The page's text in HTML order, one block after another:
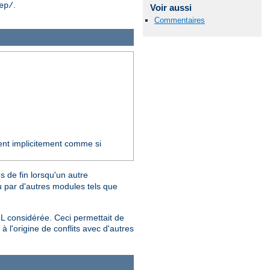
. Voir aussi
Commentaires
implicitement comme si
de fin lorsqu'un autre
par d'autres modules tels que
considérée. Ceci permettait de
l'origine de conflits avec d'autres